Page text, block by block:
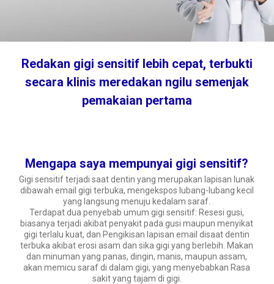
Redakan gigi sensitif lebih cepat, terbukti
secara klinis meredakan ngilu semenjak
pemakaian pertama
Mengapa saya mempunyai gigi sensitif?
Gigi sensitif terjadi saat dentin yang merupakan lapisan lunak
dibawah email gigi terbuka, mengekspos lubang-lubang kecil
yang langsung menuju kedalam saraf.
Terdapat dua penyebab umum gigi sensitif: Resesi gusi,
biasanya terjadi akibat penyakit pada gusi maupun menyikat
gigi terlalu kuat, dan Pengikisan lapisan email disaat dentin
terbuka akibat erosi asam dan sika gigi yang berlebih. Makan
dan minuman yang panas, dingin, manis, maupun assam,
akan memicu saraf di dalam gigi, yang menyebabkan Rasa
sakit yang tajam di gigi.